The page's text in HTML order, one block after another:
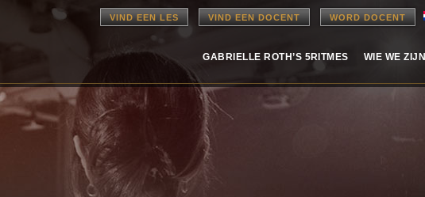
VIND EEN LES VIND EEN DOCENT WORD DOCENT
GABRIELLE ROTH’S 5RITMES WIE WE ZIJN